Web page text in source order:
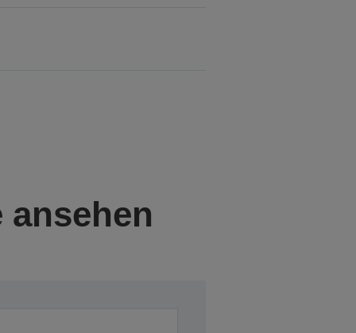
ansehen